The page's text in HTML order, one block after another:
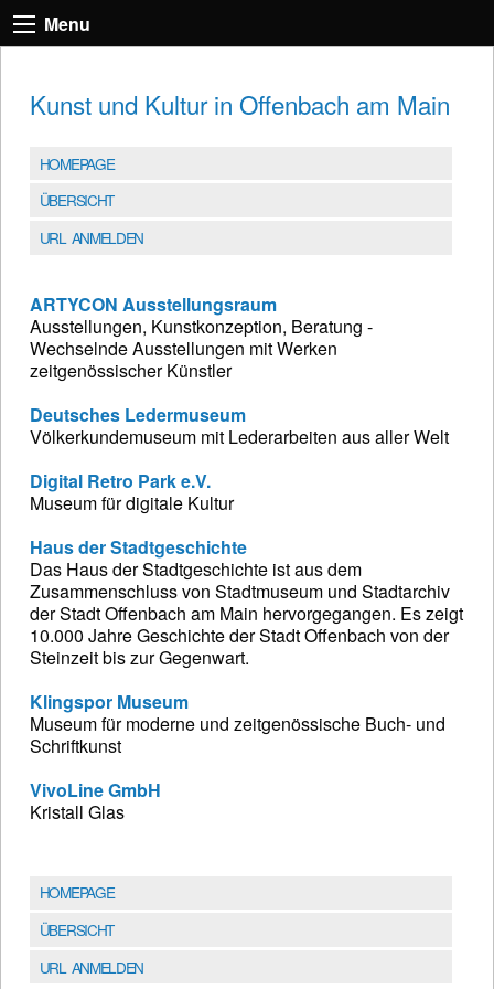
Menu
Kunst und Kultur in Offenbach am Main
HOMEPAGE
ÜBERSICHT
URL ANMELDEN
ARTYCON Ausstellungsraum
Ausstellungen, Kunstkonzeption, Beratung -
Wechselnde Ausstellungen mit Werken
zeitgenössischer Künstler
Deutsches Ledermuseum
Völkerkundemuseum mit Lederarbeiten aus aller Welt
Digital Retro Park e.V.
Museum für digitale Kultur
Haus der Stadtgeschichte
Das Haus der Stadtgeschichte ist aus dem
Zusammenschluss von Stadtmuseum und Stadtarchiv
der Stadt Offenbach am Main hervorgegangen. Es zeigt
10.000 Jahre Geschichte der Stadt Offenbach von der
Steinzeit bis zur Gegenwart.
Klingspor Museum
Museum für moderne und zeitgenössische Buch- und
Schriftkunst
VivoLine GmbH
Kristall Glas
HOMEPAGE
ÜBERSICHT
URL ANMELDEN